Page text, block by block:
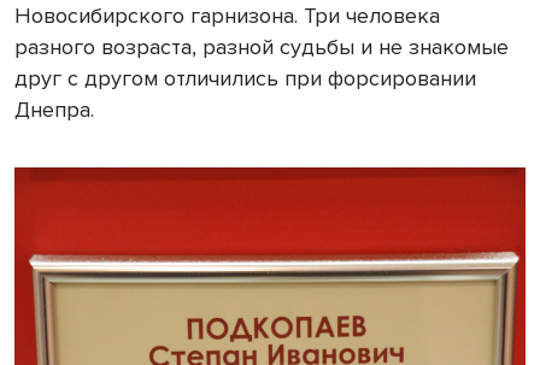
Новосибирского гарнизона. Три человека
разного возраста, разной судьбы и не знакомые
друг с другом отличились при форсировании
Днепра.